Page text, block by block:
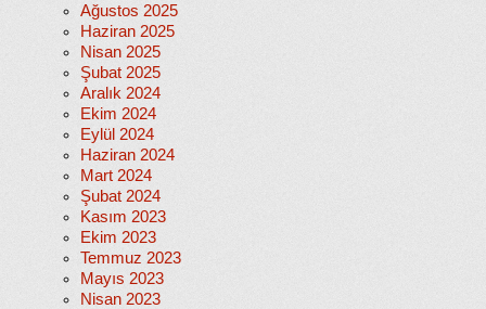
Ağustos 2025
Haziran 2025
Nisan 2025
Şubat 2025
Aralık 2024
Ekim 2024
Eylül 2024
Haziran 2024
Mart 2024
Şubat 2024
Kasım 2023
Ekim 2023
Temmuz 2023
Mayıs 2023
Nisan 2023